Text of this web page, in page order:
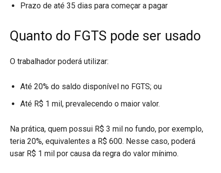
Prazo de até 35 dias para começar a pagar
Quanto do FGTS pode ser usado
O trabalhador poderá utilizar:
Até 20% do saldo disponível no FGTS; ou
Até R$ 1 mil, prevalecendo o maior valor.
Na prática, quem possui R$ 3 mil no fundo, por exemplo,
teria 20%, equivalentes a R$ 600. Nesse caso, poderá
usar R$ 1 mil por causa da regra do valor mínimo.